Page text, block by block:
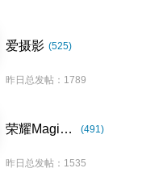
爱摄影 (525)
昨日总发帖：1789
荣耀Magic7系列 (491)
昨日总发帖：1535